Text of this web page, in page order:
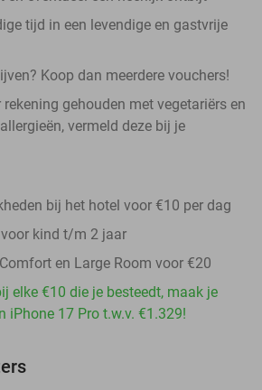
tijd in een levendige en gastvrije
Koop dan meerdere vouchers!
gehouden met vegetariërs en
vermeld deze bij je
bij het hotel voor €10 per dag
kind t/m 2 jaar
en Large Room voor €20
elke €10 die je besteedt, maak je
iPhone 17 Pro t.w.v. €1.329!